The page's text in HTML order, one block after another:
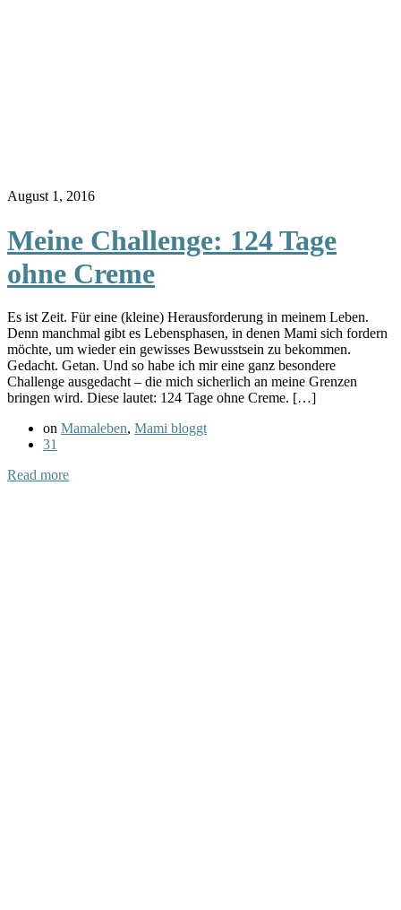
August 1, 2016
Meine Challenge: 124 Tage
ohne Creme
Es ist Zeit. Für eine (kleine) Herausforderung in meinem Leben.
Denn manchmal gibt es Lebensphasen, in denen Mami sich fordern
möchte, um wieder ein gewisses Bewusstsein zu bekommen.
Gedacht. Getan. Und so habe ich mir eine ganz besondere
Challenge ausgedacht – die mich sicherlich an meine Grenzen
bringen wird. Diese lautet: 124 Tage ohne Creme. […]
on Mamaleben, Mami bloggt
31
Read more